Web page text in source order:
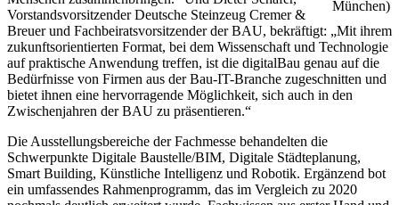
München)
Vorstandsvorsitzender Deutsche Steinzeug Cremer &
Breuer und Fachbeiratsvorsitzender der BAU, bekräftigt: „Mit ihrem
zukunftsorientierten Format, bei dem Wissenschaft und Technologie
auf praktische Anwendung treffen, ist die digitalBau genau auf die
Bedürfnisse von Firmen aus der Bau-IT-Branche zugeschnitten und
bietet ihnen eine hervorragende Möglichkeit, sich auch in den
Zwischenjahren der BAU zu präsentieren.“
Die Ausstellungsbereiche der Fachmesse behandelten die
Schwerpunkte Digitale Baustelle/BIM, Digitale Städteplanung,
Smart Building, Künstliche Intelligenz und Robotik. Ergänzend bot
ein umfassendes Rahmenprogramm, das im Vergleich zu 2020